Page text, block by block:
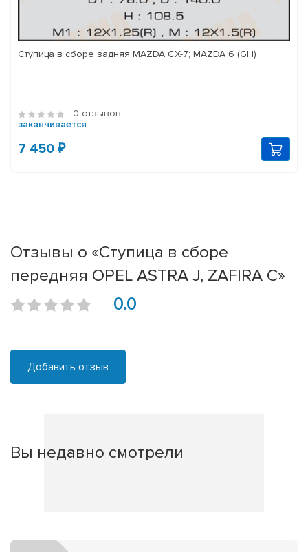
Ступица в сборе задняя MAZDA CX-7; MAZDA 6 (GH)
0 отзывов
заканчивается
7 450 ₽
Отзывы о «Ступица в сборе
передняя OPEL ASTRA J, ZAFIRA C»
0.0
Добавить отзыв
Вы недавно смотрели